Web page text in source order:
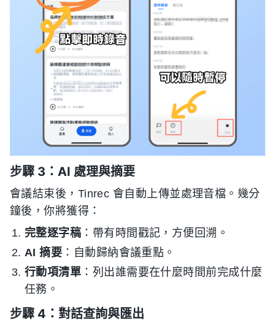
步驟 3：AI 處理與摘要
會議結束後，Tinrec 會自動上傳並處理音檔。幾分
鐘後，你將獲得：
完整逐字稿 ：帶有時間戳記，方便回溯。
AI 摘要 ：自動歸納會議重點。
行動項清單 ：列出誰需要在什麼時間前完成什麼
任務。
步驟 4：對話查詢與匯出